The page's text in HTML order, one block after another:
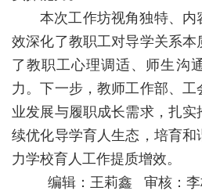
科
科
研
校
本次工作坊视角独特、
效深化了教职工对导学关系
了教职工心理调适、师生沟
力。下一步，教师工作部、
业发展与履职成长需求，扎
续优化导学育人生态，培育
力学校育人工作提质增效。
编辑：王莉鑫 审核：